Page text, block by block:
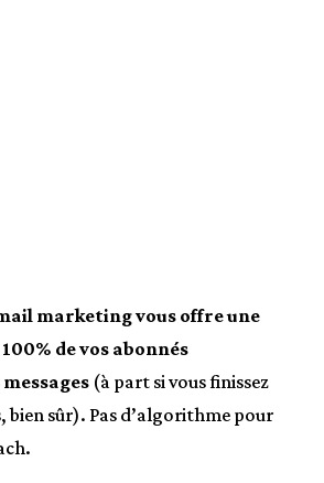
marketing vous offre une
de vos abonnés
(à part si vous finissez
bien sûr). Pas d’algorithme pour